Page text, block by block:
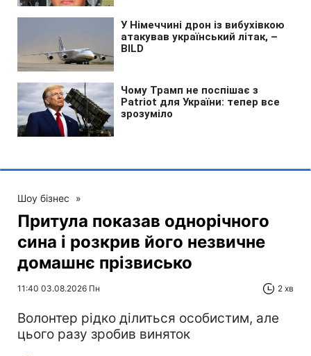
Шоу бізнес »
Притула показав однорічного
сина і розкрив його незвичне
домашнє прізвисько
11:40 03.08.2026 Пн 2 хв
Волонтер рідко ділиться особистим, але
цього разу зробив виняток